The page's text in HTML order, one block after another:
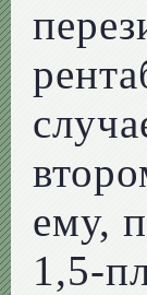
ему,
1,5-